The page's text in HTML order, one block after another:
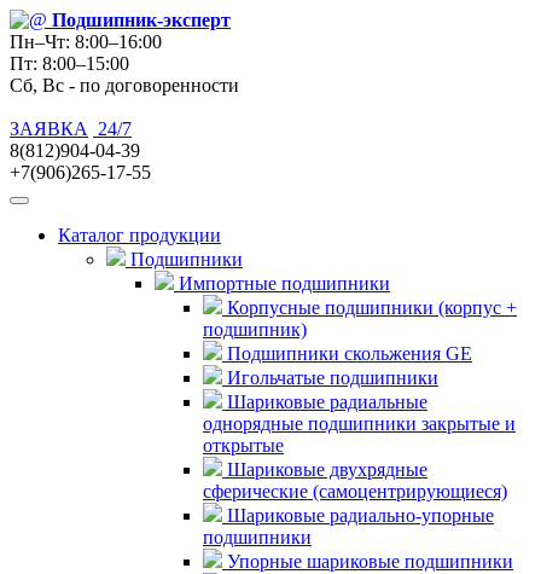
Подшипник-эксперт
Пн–Чт: 8:00–16:00
Пт: 8:00–15:00
Сб, Вс - по договоренности
ЗАЯВКА
24/7
8(812)904-04-39
+7(906)265-17-55
Каталог продукции
Подшипники
Импортные подшипники
Корпусные подшипники (корпус +
подшипник)
Подшипники скольжения GE
Игольчатые подшипники
Шариковые радиальные
однорядные подшипники закрытые и
открытые
Шариковые двухрядные
сферические (самоцентрирующиеся)
Шариковые радиально-упорные
подшипники
Упорные шариковые подшипники